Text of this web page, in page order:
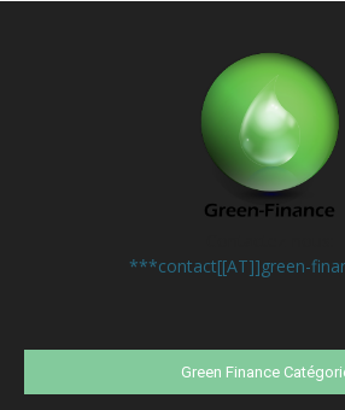
***contact[[AT]]green-
Green Finance